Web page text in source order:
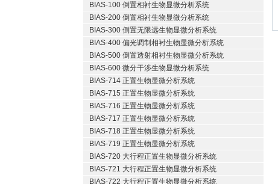
BIAS-100 倒置相衬生物显微分析系统
BIAS-200 倒置相衬生物显微分析系统
BIAS-300 倒置无限远生物显微分析系统
BIAS-400 偏光调制相衬生物显微分析系统
BIAS-500 倒置透射相衬生物显微分析系统
BIAS-600 微分干涉生物显微分析系统
BIAS-714 正置生物显微分析系统
BIAS-715 正置生物显微分析系统
BIAS-716 正置生物显微分析系统
BIAS-717 正置生物显微分析系统
BIAS-718 正置生物显微分析系统
BIAS-719 正置生物显微分析系统
BIAS-720 大行程正置生物显微分析系统
BIAS-721 大行程正置生物显微分析系统
BIAS-722 大行程正置生物显微分析系统